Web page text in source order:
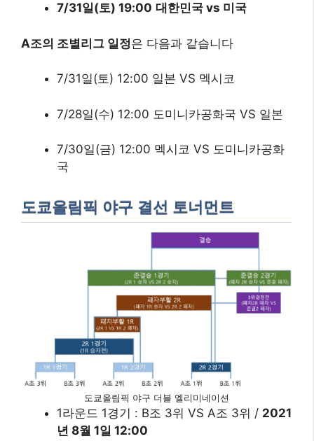
7/31일(토) 19:00 대한민국 vs 미국
A조의 조별리그 일정은 다음과 같습니다
7/31일(토) 12:00 일본 VS 멕시코
7/28일(수) 12:00 도미니카공화국 VS 일본
7/30일(금) 12:00 멕시코 VS 도미니카공화
국
도쿄올림픽 야구 결선 토너먼트
도쿄올림픽 야구 더블 엘리미네이션
1라운드 1경기 : B조 3위 VS A조 3위 / 2021
년 8월 1일 12:00